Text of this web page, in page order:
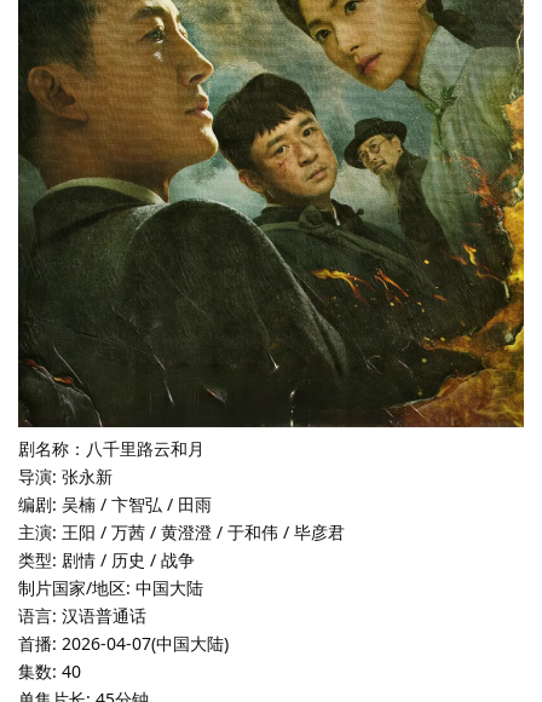
剧名称：八千里路云和月
导演: 张永新
编剧: 吴楠 / 卞智弘 / 田雨
主演: 王阳 / 万茜 / 黄澄澄 / 于和伟 / 毕彦君
类型: 剧情 / 历史 / 战争
制片国家/地区: 中国大陆
语言: 汉语普通话
首播: 2026-04-07(中国大陆)
集数: 40